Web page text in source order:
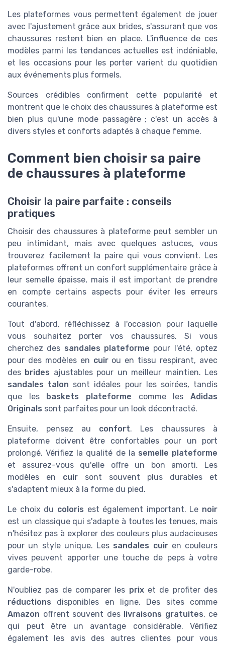
Les plateformes vous permettent également de jouer
avec l'ajustement grâce aux brides, s'assurant que vos
chaussures restent bien en place. L'influence de ces
modèles parmi les tendances actuelles est indéniable,
et les occasions pour les porter varient du quotidien
aux événements plus formels.
Sources crédibles confirment cette popularité et
montrent que le choix des chaussures à plateforme est
bien plus qu'une mode passagère ; c'est un accès à
divers styles et conforts adaptés à chaque femme.
Comment bien choisir sa paire
de chaussures à plateforme
Choisir la paire parfaite : conseils
pratiques
Choisir des chaussures à plateforme peut sembler un
peu intimidant, mais avec quelques astuces, vous
trouverez facilement la paire qui vous convient. Les
plateformes offrent un confort supplémentaire grâce à
leur semelle épaisse, mais il est important de prendre
en compte certains aspects pour éviter les erreurs
courantes.
Tout d'abord, réfléchissez à l'occasion pour laquelle
vous souhaitez porter vos chaussures. Si vous
cherchez des sandales plateforme pour l'été, optez
pour des modèles en cuirou en tissu respirant, avec
des brides ajustables pour un meilleur maintien. Les
sandales talon sont idéales pour les soirées, tandis
que les
baskets plateforme comme lesAdidas
Originals sont parfaites pour un look décontracté.
Ensuite, pensez au confort. Les chaussures à
plateforme doivent être confortables pour un port
prolongé. Vérifiez la qualité de la semelle plateforme
et assurez-vous qu'elle offre un bon amorti. Les
modèles en cuir sont souvent plus durables et
s'adaptent mieux à la forme du pied.
Le choix du coloris est également important. Le noir
est un classique qui s'adapte à toutes les tenues, mais
n'hésitez pas à explorer des couleurs plus audacieuses
pour un style unique. Les sandales cuiren couleurs
vives peuvent apporter une touche de peps à votre
garde-robe.
N'oubliez pas de comparer les prixet de profiter des
réductions disponibles en ligne. Des sites comme
Amazon offrent souvent des livraisons gratuites, ce
qui peut être un avantage considérable. Vérifiez
également les avis des autres clientes pour vous